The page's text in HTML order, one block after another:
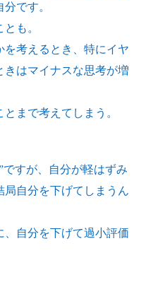
です。
も。
を考えるとき、特にイヤ
きはマイナスな思考が増
まで考えてしまう。
すが、自分が軽はずみ
局自分を下げてしまうん
、自分を下げて過小評価